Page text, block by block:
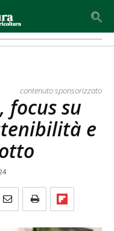
contenuto sponsorizzato
focus su
e